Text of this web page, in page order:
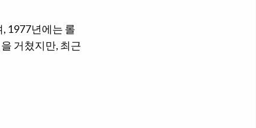
1977년에는 롤
거쳤지만, 최근